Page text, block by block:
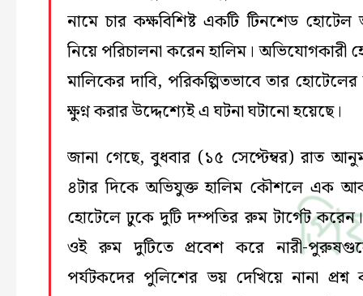
নামে চার কক্ষবিশিষ্ট একটি টিনশেড হোটেল
নিয়ে পরিচালনা করেন হালিম। অভিযোগকারী
মালিকের দাবি, পরিকল্পিতভাবে তার
ক্ষুণ্ন করার উদ্দেশ্যেই এ ঘটনা ঘটানো হয়েছে।
জানা গেছে, বুধবার (১৫ সেপ্টেম্বর) রাত
৪টার দিকে অভিযুক্ত হালিম কৌশলে এক
হোটেলে ঢুকে দুটি দম্পতির রুম টার্গেট
ওই রুম দুটিতে প্রবেশ করে নারী-
পর্যটকদের পুলিশের ভয় দেখিয়ে নানা প্রশ্ন